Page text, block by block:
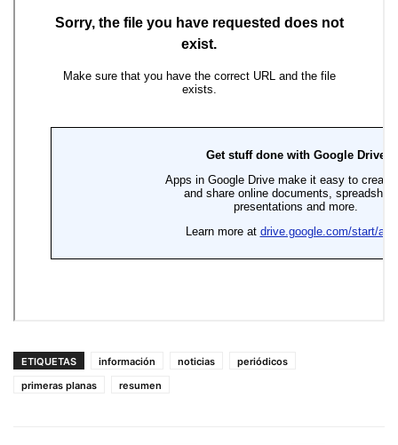
ETIQUETAS información noticias
periódicos
primeras planas
resumen